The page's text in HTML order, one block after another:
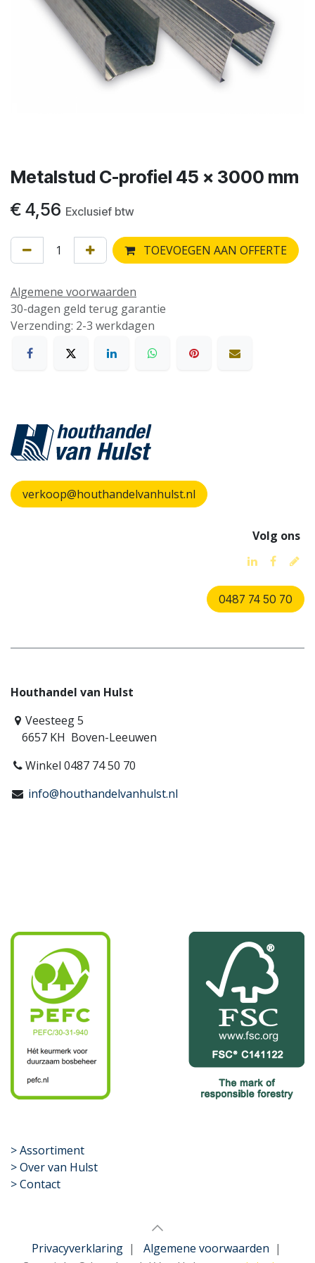
Metalstud C-profiel 45 x 3000 mm
€ 4,56 Exclusief btw
TOEVOEGEN AAN OFFERTE
Algemene voorwaarden
30-dagen geld terug garantie
Verzending: 2-3 werkdagen
verkoop@houthandelvanhulst.nl
Volg ons
0487 74 50 70
Houthandel van Hulst
Veesteeg 5
6657 KH Boven-Leeuwen
Winkel 0487 74 50 70
info@houthandelvanhulst.nl
​>Assortiment
> Over van Hulst
> Contact
Privacyverklaring| Algemene voorwaarden |